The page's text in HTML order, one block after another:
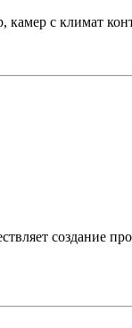
с климат
создание